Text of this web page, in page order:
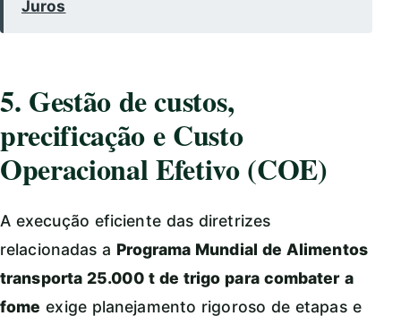
Juros
5. Gestão de custos,
precificação e Custo
Operacional Efetivo (COE)
A execução eficiente das diretrizes
relacionadas a Programa Mundial de Alimentos
transporta 25.000 t de trigo para combater a
fome exige planejamento rigoroso de etapas e